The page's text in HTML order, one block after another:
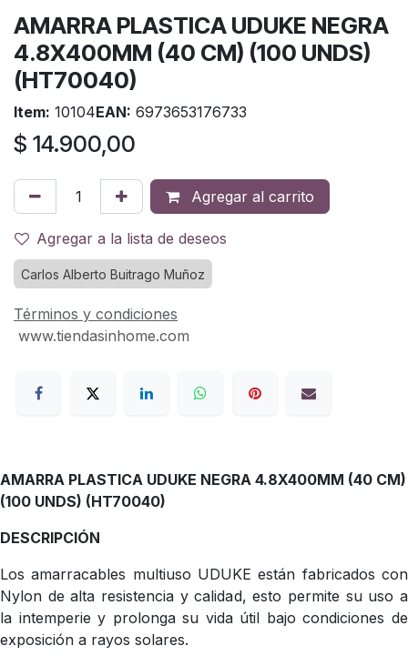
AMARRA PLASTICA UDUKE NEGRA
4.8X400MM (40 CM) (100 UNDS)
(HT70040)
Item: 10104EAN: 6973653176733
$ 14.900,00
Agregar al carrito
Agregar a la lista de deseos
Carlos Alberto Buitrago Muñoz
Términos y condiciones
www.tiendasinhome.com
AMARRA PLASTICA UDUKE NEGRA 4.8X400MM (40 CM)
(100 UNDS) (HT70040)
DESCRIPCIÓN
Los amarracables multiuso UDUKE están fabricados con
Nylon de alta resistencia y calidad, esto permite su uso a
la intemperie y prolonga su vida útil bajo condiciones de
exposición a rayos solares.